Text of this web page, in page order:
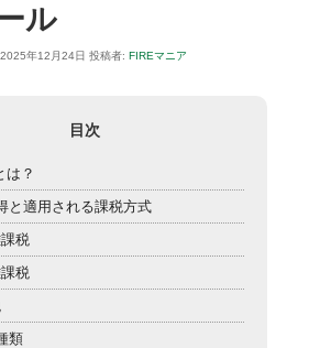
ル
2025年12月24日 投稿者: FIREマニア
目次
は？
と適用される課税方式
税
税
類